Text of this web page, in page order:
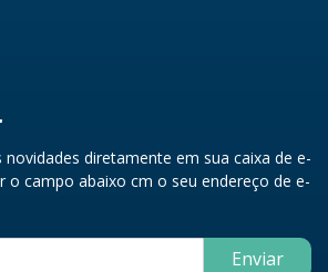
novidades diretamente em sua caixa de e-
o campo abaixo cm o seu endereço de e-
Enviar